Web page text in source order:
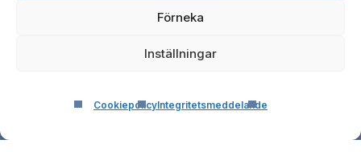
Förneka
Inställningar
CookiepolicyIntegritetsmeddelande
Webbsidas användarvillkor